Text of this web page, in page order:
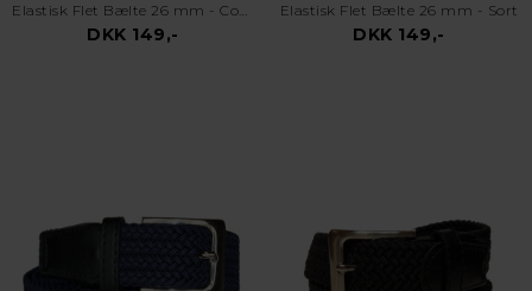
Elastisk Flet Bælte 26 mm - Cognac
DKK 149,-
Elastisk Flet Bælte 26 mm - Sort
DKK 149,-